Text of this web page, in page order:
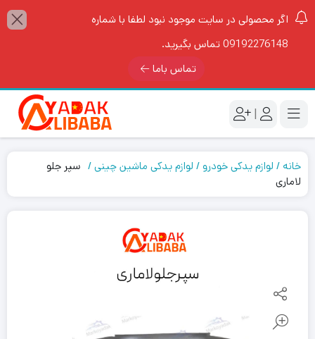
اگر محصولی در سایت موجود نبود لطفا با شماره
09192276148 تماس بگیرید.
تماس باما
|
خانه لوازم یدکی خودرو لوازم یدکی ماشین چینی
سپر جلو
لاماری